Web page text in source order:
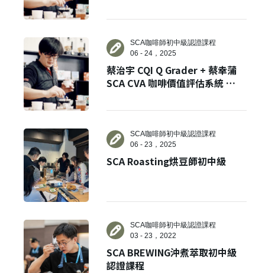
SCA咖啡師初中級認證課程
06 - 24，2025
蔡治宇 CQI Q Grader + 蔡幸蒲
SCA CVA 咖啡價值評估系統 雙
SCA咖啡師初中級認證課程
06 - 23，2025
SCA Roasting烘豆師初中級
SCA咖啡師初中級認證課程
03 - 23，2022
SCA BREWING沖煮萃取初中級
認證課程